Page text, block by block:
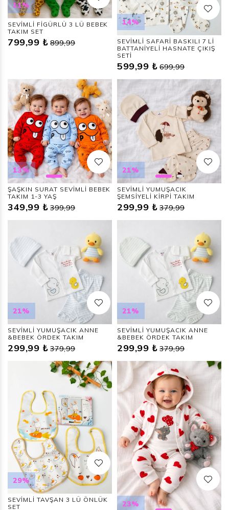
11%
SEVİMLİ FİGÜRLÜ 3 LÜ BEBEK
TAKIM SET
799,99 ₺ 899,99
14%
SEVİMLİ SAFARİ BASKILI 7 Lİ
BATTANİYELİ HASNATE ÇIKIŞ
SETİ
599,99 ₺ 699,99
13%
ŞAŞKIN SURAT SEVİMLİ BEBEK
TAKIM 1-3 YAŞ
349,99 ₺ 399,99
21%
SEVİMLİ YUMUŞACIK
ŞEMSİYELİ KİRPİ TAKIM
299,99 ₺ 379,99
21%
SEVİMLİ YUMUŞACIK ANNE
&BEBEK ÖRDEK TAKIM
299,99 ₺ 379,99
21%
SEVİMLİ YUMUŞACIK ANNE
&BEBEK ÖRDEK TAKIM
299,99 ₺ 379,99
29%
SEVİMLİ TAVŞAN 3 LÜ ÖNLÜK
SET
23%